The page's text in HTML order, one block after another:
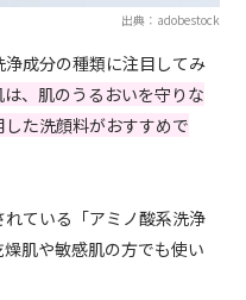
出典：adobestock
成分の種類に注目してみ
、肌のうるおいを守りな
た洗顔料がおすすめで
ている「アミノ酸系洗浄
肌や敏感肌の方でも使い